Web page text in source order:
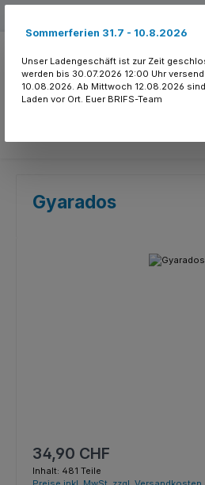
Gyarados
Regulärer Preis:
34,90 CHF
Inhalt: 481 Teile
Sommerferien 31.7 - 10.8.2026
Unser Ladengeschäft ist zur Zeit
werden bis 30.07.2026 12:00 Uhr
10.08.2026. Ab Mittwoch 12.08.2026
Laden vor Ort. Euer BRIFS-Team